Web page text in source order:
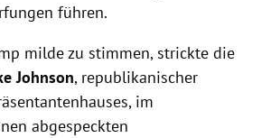
führen.
milde zu stimmen, strickte die
Johnson, republikanischer
im
abgespeckten